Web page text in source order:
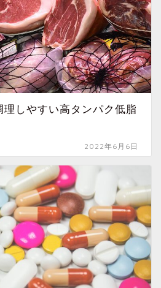
しやすい高タンパク低脂
2022年6月6日